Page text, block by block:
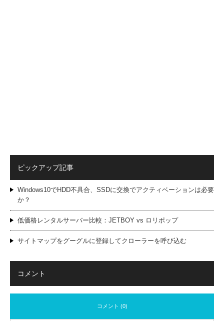
ピックアップ記事
Windows10でHDD不具合、SSDに交換でアクティベーションは必要
か？
低価格レンタルサーバー比較：JETBOY vs ロリポップ
サイトマップをグーグルに登録してクローラーを呼び込む
コメント
コメント (0)